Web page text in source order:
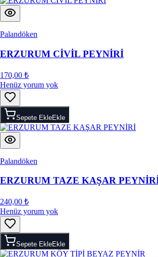
Palandöken
ERZURUM CİVİL PEYNİRİ
170,00 ₺
Henüz yorum yok
Sepete EkleEkle
Palandöken
ERZURUM TAZE KAŞAR
240,00 ₺
Henüz yorum yok
Sepete EkleEkle